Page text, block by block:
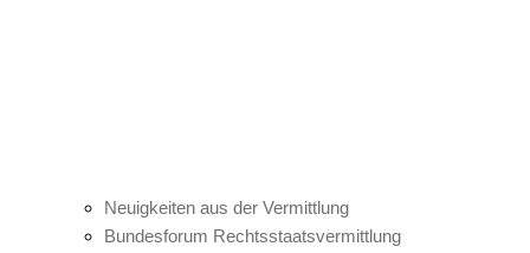
Neuigkeiten aus der Vermittlung
Bundesforum Rechtsstaatsvermittlung